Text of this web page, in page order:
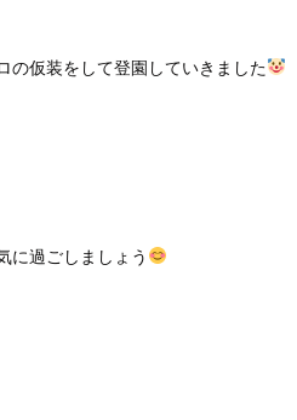
の仮装をして登園していきました
に過ごしましょう